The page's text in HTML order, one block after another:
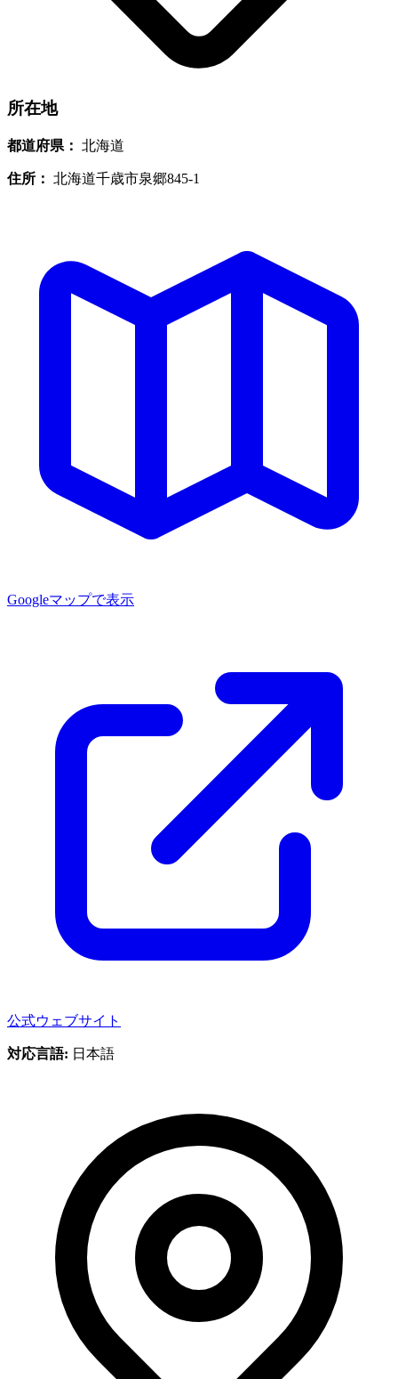
所在地
都道府県： 北海道
住所： 北海道千歳市泉郷845-1
Googleマップで表示
公式ウェブサイト
対応言語: 日本語